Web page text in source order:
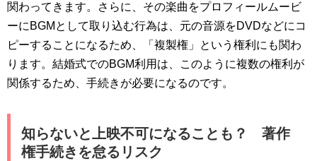
関わってきます。さらに、その楽曲をプロフィールムービ
ーにBGMとして取り込む行為は、元の音源をDVDなどにコ
ピーすることになるため、「複製権」という権利にも関わ
ります。結婚式でのBGM利用は、このように複数の権利が
関係するため、手続きが必要になるのです。
知らないと上映不可になることも？ 著作
権手続きを怠るリスク